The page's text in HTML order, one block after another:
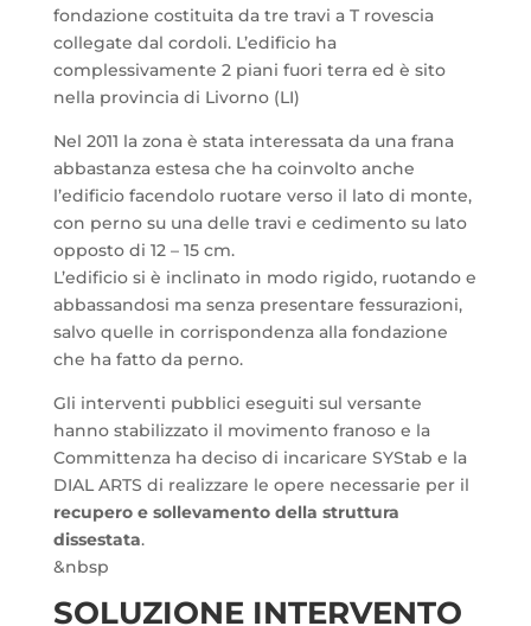
fondazione costituita da tre travi a T rovescia
collegate dal cordoli. L’edificio ha
complessivamente 2 piani fuori terra ed è sito
nella provincia di Livorno (LI)
Nel 2011 la zona è stata interessata da una frana
abbastanza estesa che ha coinvolto anche
l’edificio facendolo ruotare verso il lato di monte,
con perno su una delle travi e cedimento su lato
opposto di 12 – 15 cm.
L’edificio si è inclinato in modo rigido, ruotando e
abbassandosi ma senza presentare fessurazioni,
salvo quelle in corrispondenza alla fondazione
che ha fatto da perno.
Gli interventi pubblici eseguiti sul versante
hanno stabilizzato il movimento franoso e la
Committenza ha deciso di incaricare SYStab e la
DIAL ARTS di realizzare le opere necessarie per il
recupero e sollevamento della struttura
dissestata.
&nbsp
SOLUZIONE INTERVENTO